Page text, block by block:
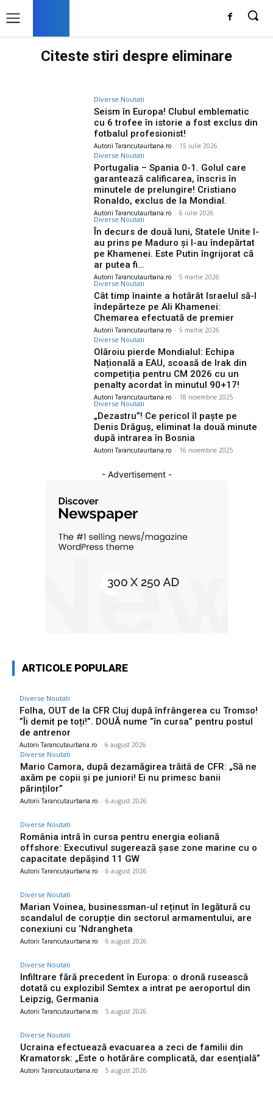
Citeste stiri despre eliminare
Diverse Noutati
Seism în Europa! Clubul emblematic
cu 6 trofee în istorie a fost exclus din
fotbalul profesionist!
Autorii Tarancutaurbana.ro - 15 iulie 2026
Diverse Noutati
Portugalia – Spania 0-1. Golul care
garantează calificarea, înscris în
minutele de prelungire! Cristiano
Ronaldo, exclus de la Mondial.
Autorii Tarancutaurbana.ro - 6 iulie 2026
Diverse Noutati
În decurs de două luni, Statele Unite l-
au prins pe Maduro și l-au îndepărtat
pe Khamenei. Este Putin îngrijorat că
ar putea fi…
Autorii Tarancutaurbana.ro - 5 martie 2026
Diverse Noutati
Cât timp înainte a hotărât Israelul să-l
îndepărteze pe Ali Khamenei:
Chemarea efectuată de premier
Autorii Tarancutaurbana.ro - 5 martie 2026
Diverse Noutati
Olăroiu pierde Mondialul: Echipa
Națională a EAU, scoasă de Irak din
competiția pentru CM 2026 cu un
penalty acordat în minutul 90+17!
Autorii Tarancutaurbana.ro - 18 noiembrie 2025
Diverse Noutati
„Dezastru”! Ce pericol îl paște pe
Denis Drăguș, eliminat la două minute
după intrarea în Bosnia
Autorii Tarancutaurbana.ro - 16 noiembrie 2025
- Advertisement -
ARTICOLE POPULARE
Diverse Noutati
Folha, OUT de la CFR Cluj după înfrângerea cu Tromso!
”Îi demit pe toți!”. DOUĂ nume ”în cursa” pentru postul
de antrenor
Autorii Tarancutaurbana.ro - 6 august 2026
Diverse Noutati
Mario Camora, după dezamăgirea trăită de CFR: „Să ne
axăm pe copii și pe juniori! Ei nu primesc banii
părinților”
Autorii Tarancutaurbana.ro - 6 august 2026
Diverse Noutati
România intră în cursa pentru energia eoliană
offshore: Executivul sugerează șase zone marine cu o
capacitate depășind 11 GW
Autorii Tarancutaurbana.ro - 6 august 2026
Diverse Noutati
Marian Voinea, businessman-ul reținut în legătură cu
scandalul de corupție din sectorul armamentului, are
conexiuni cu ‘Ndrangheta
Autorii Tarancutaurbana.ro - 6 august 2026
Diverse Noutati
Infiltrare fără precedent în Europa: o dronă rusească
dotată cu explozibil Semtex a intrat pe aeroportul din
Leipzig, Germania
Autorii Tarancutaurbana.ro - 5 august 2026
Diverse Noutati
Ucraina efectuează evacuarea a zeci de familii din
Kramatorsk: „Este o hotărâre complicată, dar esențială”
Autorii Tarancutaurbana.ro - 5 august 2026